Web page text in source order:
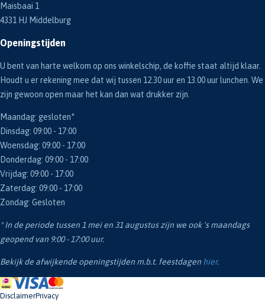
Maisbaai 1
4331 HJ Middelburg
Openingstijden
U bent van harte welkom op ons winkelschip, de koffie staat altijd klaar.
Houdt u er rekening mee dat wij tussen 12.30 uur en 13.00 uur lunchen. We
zijn gewoon open maar het kan dan wat drukker zijn.
Maandag: gesloten*
Dinsdag: 09:00 - 17:00
Woensdag: 09:00 - 17:00
Donderdag: 09:00 - 17:00
Vrijdag: 09:00 - 17:00
Zaterdag: 09:00 - 17:00
Zondag: Gesloten
* In de periode tussen 1 mei en 31 augustus zijn we ook 's maandags
geopend van 9:00 - 17:00 uur.
Bekijk de afwijkende openingstijden m.b.t. feestdagen hier.
DisclaimerPrivacy